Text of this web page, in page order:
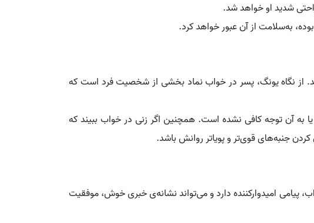
شدید او خواهد شد.
به‌سلامت از آن عبور خواهد کرد.
از نگاه یونگ، پسر در خواب نماد بخشی از شخصیت فرد است که
به آن توجه کافی نشده است. همچنین اگر زنی در خواب ببیند که
کردن جنبه‌های قوی‌تر و پویاتر روانش باشد.
پیامی امیدوارکننده دارد و می‌تواند نشانه‌ی خبری خوش، موفقیت